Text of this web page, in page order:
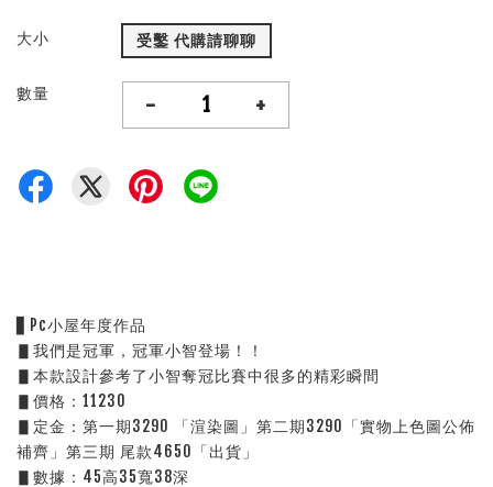
大小 受鑿 代購請聊聊
數量 - +
▋Pc小屋年度作品
▋我們是冠軍，冠軍小智登場！！
▋本款設計參考了小智奪冠比賽中很多的精彩瞬間
▋價格：11230
▋定金：第一期3290 「渲染圖」第二期3290「實物上色圖公佈
補齊」第三期 尾款4650「出貨」
▋數據：45高35寬38深